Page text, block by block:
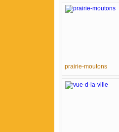
prairie-moutons